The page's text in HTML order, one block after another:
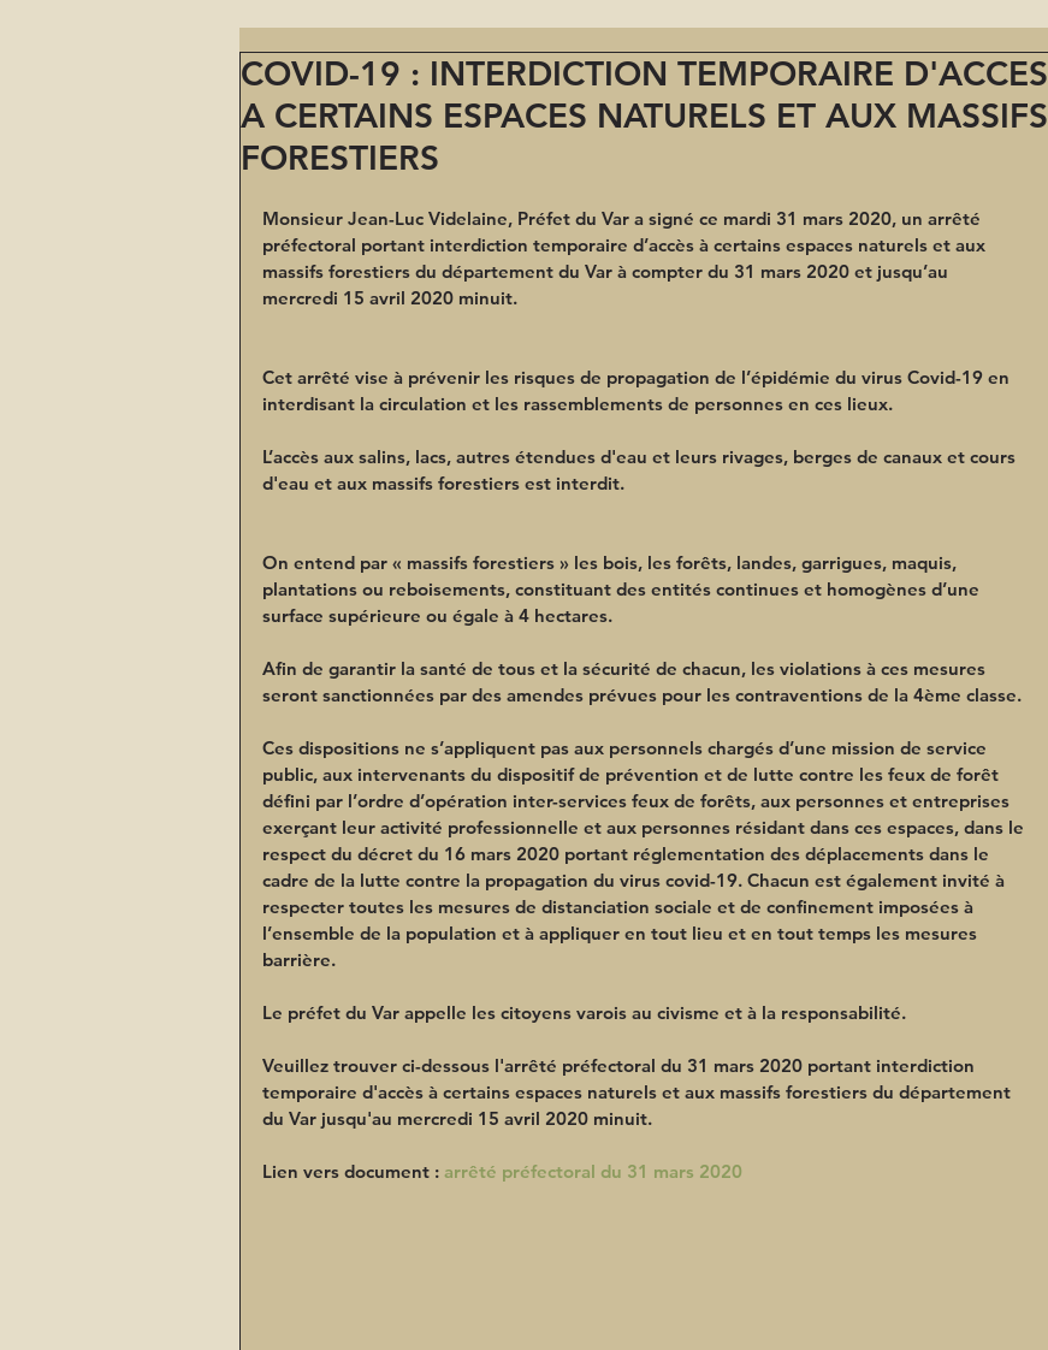
COVID-19 : INTERDICTION TEMPORAIRE D'ACCES
A CERTAINS ESPACES NATURELS ET AUX MASSIFS
FORESTIERS
Monsieur Jean-Luc Videlaine, Préfet du Var a signé ce mardi 31 mars 2020, un arrêté
préfectoral portant interdiction temporaire d’accès à certains espaces naturels et aux
massifs forestiers du département du Var à compter du 31 mars 2020 et jusqu’au
mercredi 15 avril 2020 minuit.
Cet arrêté vise à prévenir les risques de propagation de l’épidémie du virus Covid-19 en
interdisant la circulation et les rassemblements de personnes en ces lieux.
L’accès aux salins, lacs, autres étendues d'eau et leurs rivages, berges de canaux et cours
d'eau et aux massifs forestiers est interdit.
On entend par « massifs forestiers » les bois, les forêts, landes, garrigues, maquis,
plantations ou reboisements, constituant des entités continues et homogènes d’une
surface supérieure ou égale à 4 hectares.
Afin de garantir la santé de tous et la sécurité de chacun, les violations à ces mesures
seront sanctionnées par des amendes prévues pour les contraventions de la 4ème classe.
Ces dispositions ne s’appliquent pas aux personnels chargés d’une mission de service
public, aux intervenants du dispositif de prévention et de lutte contre les feux de forêt
défini par l’ordre d’opération inter-services feux de forêts, aux personnes et entreprises
exerçant leur activité professionnelle et aux personnes résidant dans ces espaces, dans le
respect du décret du 16 mars 2020 portant réglementation des déplacements dans le
cadre de la lutte contre la propagation du virus covid-19. Chacun est également invité à
respecter toutes les mesures de distanciation sociale et de confinement imposées à
l’ensemble de la population et à appliquer en tout lieu et en tout temps les mesures
barrière.
Le préfet du Var appelle les citoyens varois au civisme et à la responsabilité.
Veuillez trouver ci-dessous l'arrêté préfectoral du 31 mars 2020 portant interdiction
temporaire d'accès à certains espaces naturels et aux massifs forestiers du département
du Var jusqu'au mercredi 15 avril 2020 minuit.
Lien vers document : arrêté préfectoral du 31 mars 2020